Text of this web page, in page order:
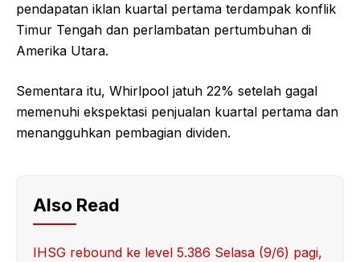
pendapatan iklan kuartal pertama terdampak konflik
Timur Tengah dan perlambatan pertumbuhan di
Amerika Utara.
Sementara itu, Whirlpool jatuh 22% setelah gagal
memenuhi ekspektasi penjualan kuartal pertama dan
menangguhkan pembagian dividen.
Also Read
IHSG rebound ke level 5.386 Selasa (9/6) pagi,